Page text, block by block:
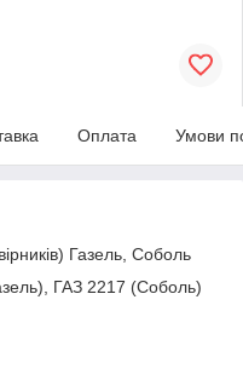
Оплата Умови
Газель, Соболь
ГАЗ 2217 (Соболь)